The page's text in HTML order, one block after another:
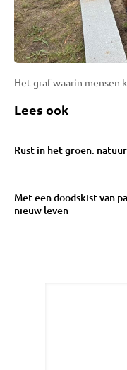
Het graf waarin mensen
Lees ook
Rust in het groen:
Met een doodskist van
nieuw leven